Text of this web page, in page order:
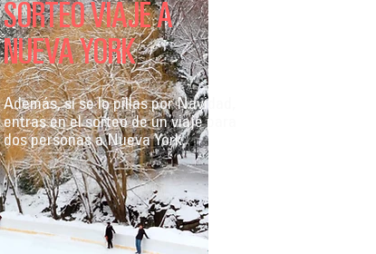
Además, si se lo pillas por Navidad,
entras en el sorteo de un viaje para
dos personas a Nueva York.
SORTEO VIAJE A
NUEVA YORK